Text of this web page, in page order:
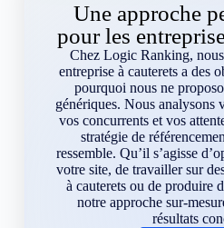
Une approche
pour les
Chez Logic Ranking,
entreprise à cauterets a des
pourquoi nous ne
génériques. Nous analysons
vos concurrents et vos
stratégie de
ressemble. Qu’il s’agisse
votre site, de travailler sur
à cauterets ou de produire
notre approche sur-
résultats